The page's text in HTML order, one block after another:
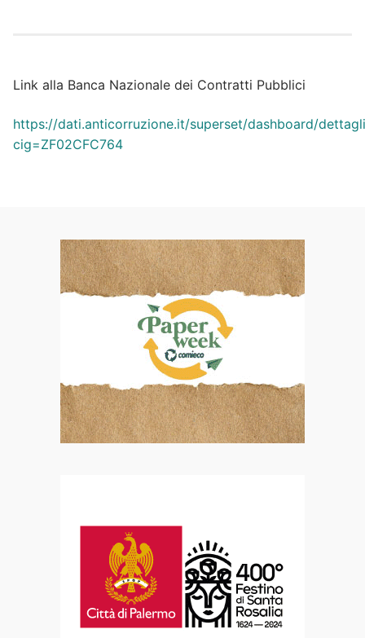
Link alla Banca Nazionale dei Contratti Pubblici
https://dati.anticorruzione.it/superset/dashboard/
cig=ZF02CFC764